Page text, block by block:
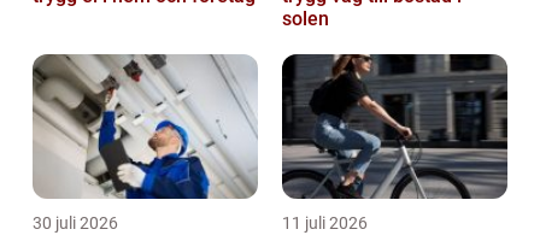
solen
30 juli 2026 11 juli 2026